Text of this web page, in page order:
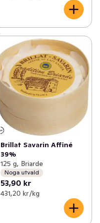
Brillat Savarin Affiné
39%
125 g, Briarde
Noga utvald
53,90 kr
431,20 kr /kg